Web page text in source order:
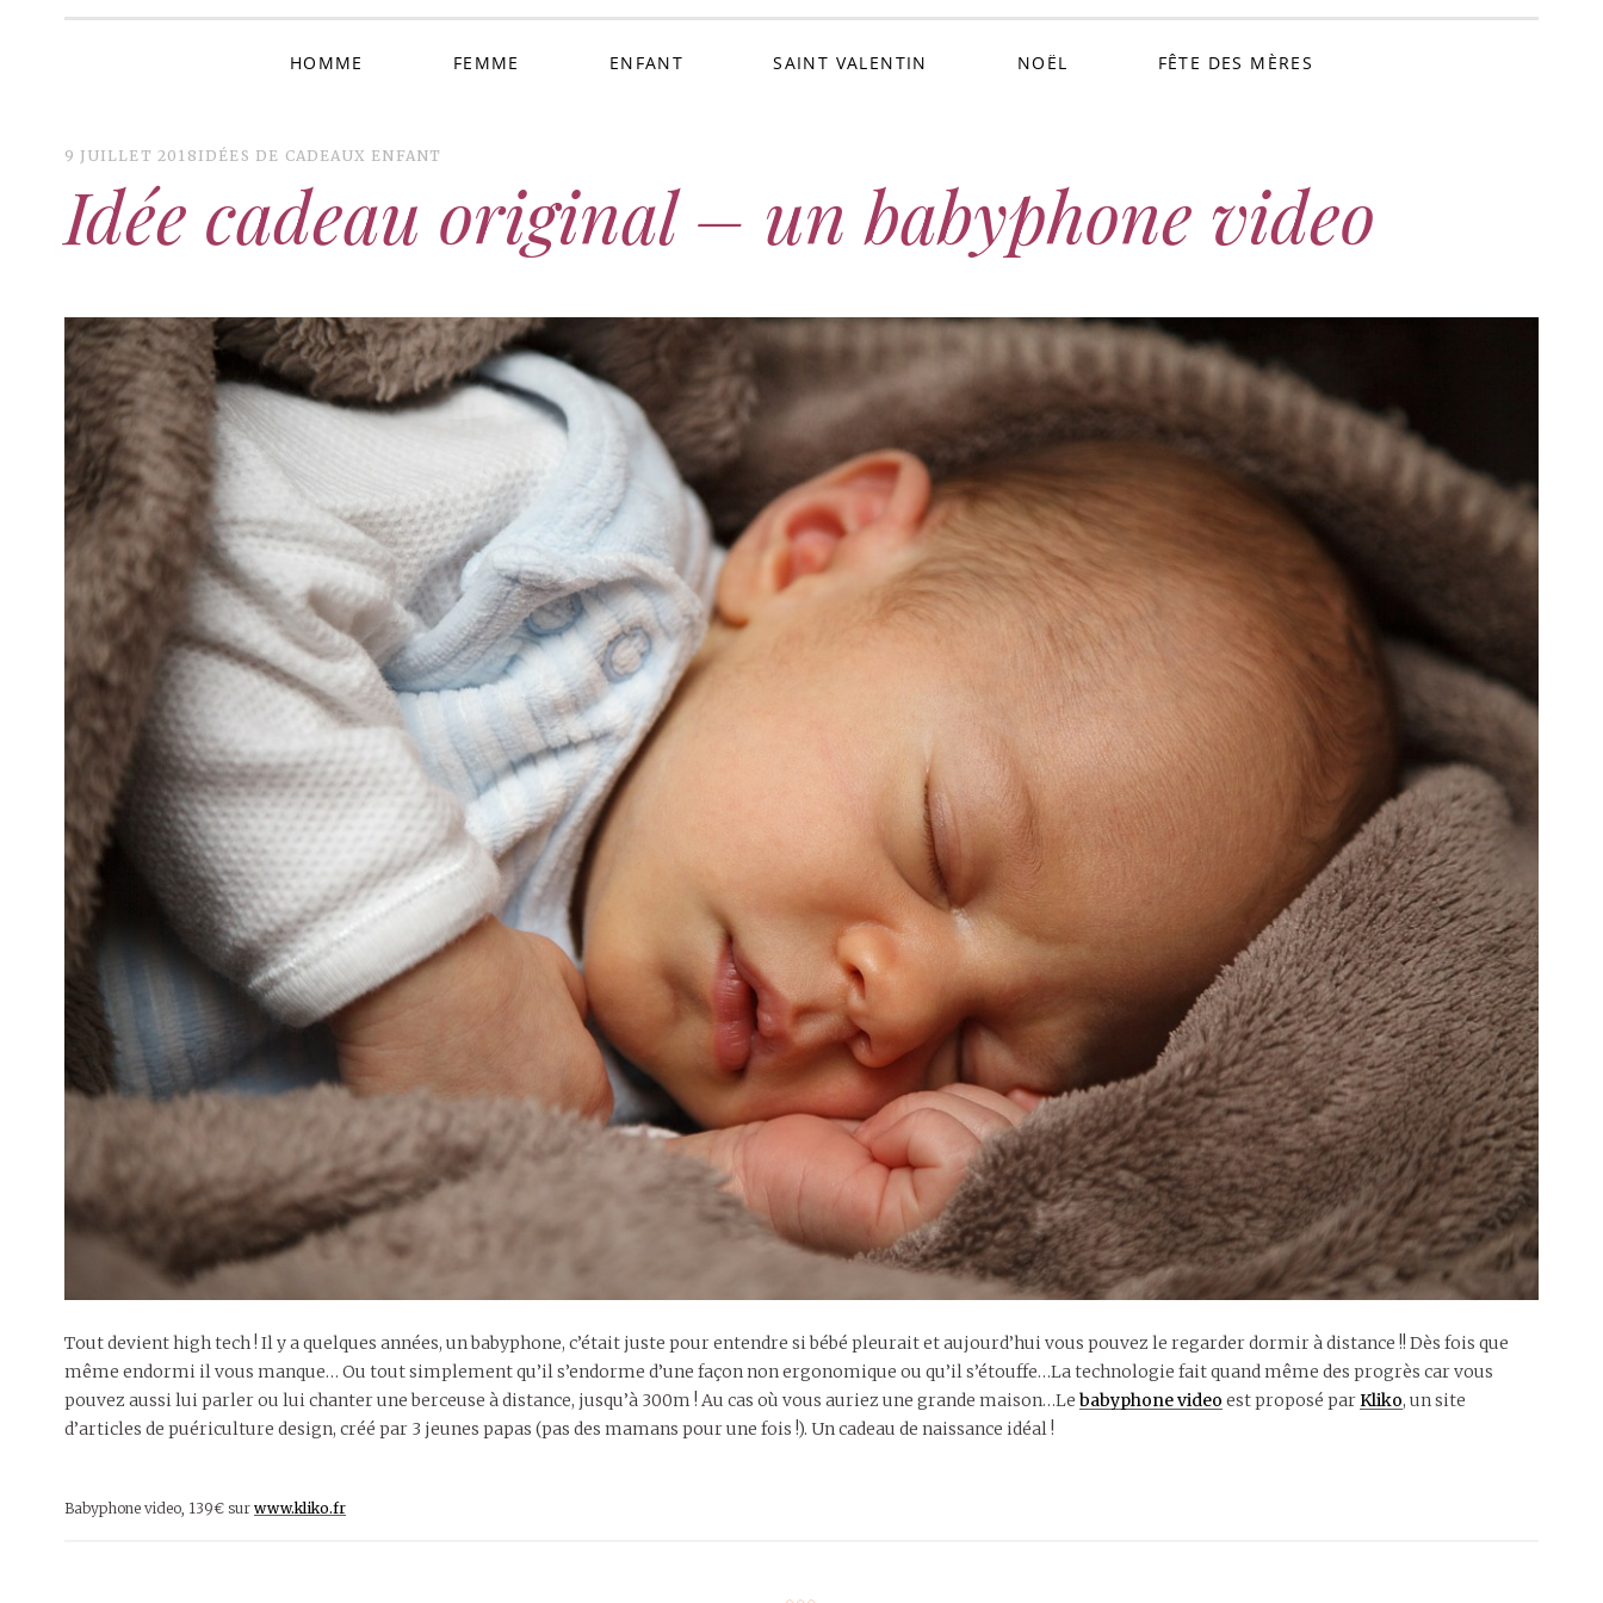
HOMME FEMME ENFANT SAINT VALENTIN NOËL FÊTE DES MÈRES
9 JUILLET 2018 IDÉES DE CADEAUX ENFANT
Idée cadeau original – un babyphone video
Tout devient high tech ! Il y a quelques années, un babyphone, c’était juste pour entendre si bébé pleurait et aujourd’hui vous pouvez le regarder dormir à distance !! Dès fois que
même endormi il vous manque… Ou tout simplement qu’il s’endorme d’une façon non ergonomique ou qu’il s’étouffe…La technologie fait quand même des progrès car vous
pouvez aussi lui parler ou lui chanter une berceuse à distance, jusqu’à 300m ! Au cas où vous auriez une grande maison…Le babyphone video est proposé parKliko, un site
d’articles de puériculture design, créé par 3 jeunes papas (pas des mamans pour une fois !). Un cadeau de naissance idéal !
Babyphone video, 139€ sur www.kliko.fr